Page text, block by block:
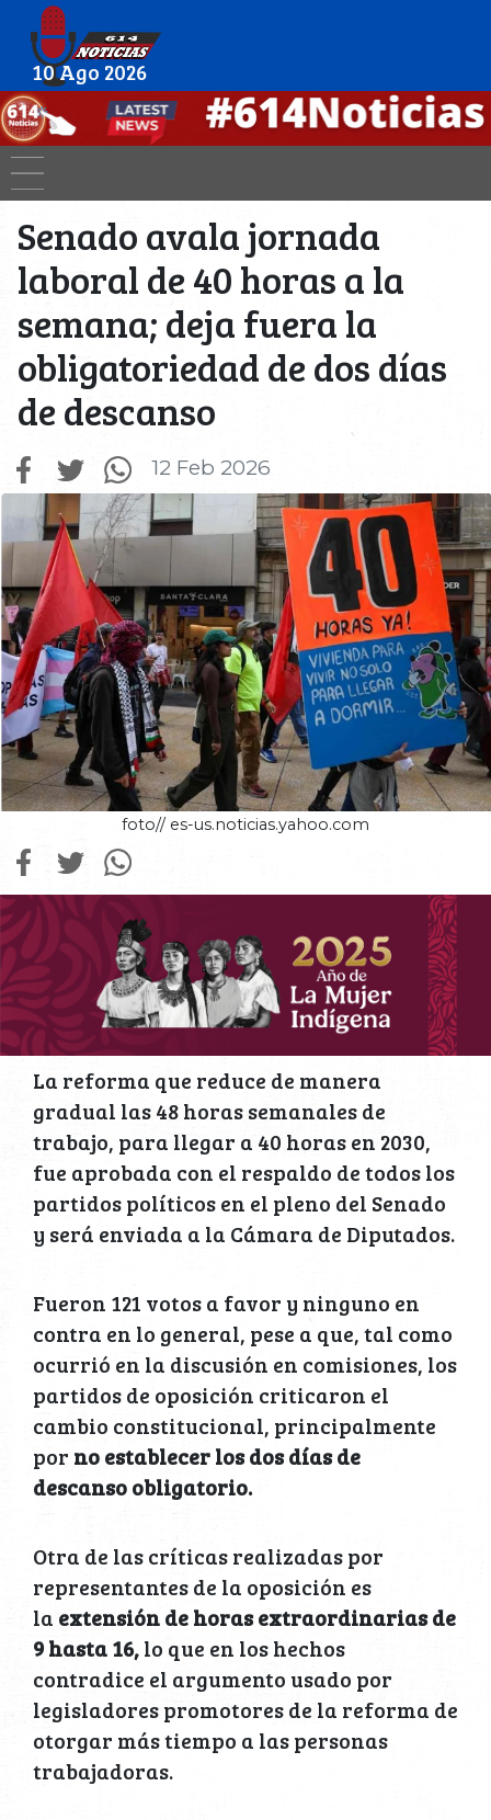
10 Ago 2026
Senado avala jornada
laboral de 40 horas a la
semana; deja fuera la
obligatoriedad de dos días
de descanso
12 Feb 2026
foto// es-us.noticias.yahoo.com
La reforma que reduce de manera
gradual las 48 horas semanales de
trabajo, para llegar a 40 horas en 2030,
fue aprobada con el respaldo de todos los
partidos políticos en el pleno del Senado
y será enviada a la Cámara de Diputados.
Fueron 121 votos a favor y ninguno en
contra en lo general, pese a que, tal como
ocurrió en la discusión en comisiones, los
partidos de oposición criticaron el
cambio constitucional, principalmente
por no establecer los dos días de
descanso obligatorio.
Otra de las críticas realizadas por
representantes de la oposición es
la extensión de horas extraordinarias de
9 hasta 16,lo que en los hechos
contradice el argumento usado por
legisladores promotores de la reforma de
otorgar más tiempo a las personas
trabajadoras.